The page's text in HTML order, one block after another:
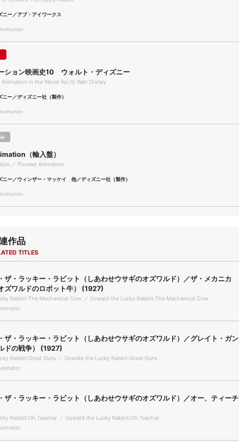
ニー／アブ・アイワークス
ション映画史10 ウォルト・ディズニー
in the World Vol.10 Walt Disney
ニー／ディズニー社（製作）
（輸入盤）
／ Pioneer Animation
ニー／ウィンザー・マッケイ 他／ディズニー社（製作）
作品
TITLES
ザ・ラッキー・ラビット（しあわせウサギのオズワルド）／ザ・メカニカ
ズワルドのロボット牛） (1927)
Rabbit:The Mechanical Cow ／ Oswald the Lucky Rabbit:The Mechanical Cow
ザ・ラッキー・ラビット（しあわせウサギのオズワルド）／グレイト・ガン
ドの戦争） (1927)
Rabbit:Great Guns ／ Oswald the Lucky Rabbit:Great Guns
ザ・ラッキー・ラビット（しあわせウサギのオズワルド）／オー、ティーチ
Rabbit:Oh,Teacher ／ Oswald the Lucky Rabbit:Oh,Teacher